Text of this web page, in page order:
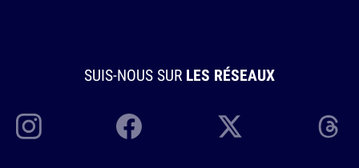
SUIS-NOUS SUR LES RÉSEAUX